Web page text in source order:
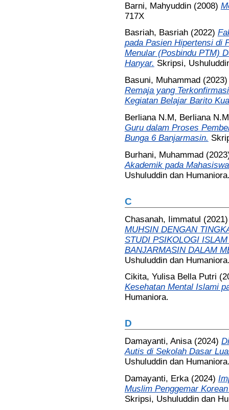
Barni, Mahyuddin(2008)
717X
Basriah, Basriah(2022)
pada Pasien Hipertensi di
Menular (Posbindu PTM)
Hanyar. Skripsi,
Basuni, Muhammad
Remaja yang
Kegiatan Belajar Barito
Berliana N.M, Berliana N.M
Guru dalam Proses
Bunga 6 Banjarmasin.
Burhani, Muhammad
Akademik pada
Ushuluddin dan
C
Chasanah, Iimmatul
MUHSIN DENGAN
STUDI PSIKOLOGI
BANJARMASIN DALAM
Ushuluddin dan
Cikita, Yulisa Bella Putri
Kesehatan Mental Islami
Humaniora.
D
Damayanti, Anisa(2024)
Autis di Sekolah Dasar
Ushuluddin dan
Damayanti, Erka(2024)
Muslim Penggemar
Skripsi, Ushuluddin dan